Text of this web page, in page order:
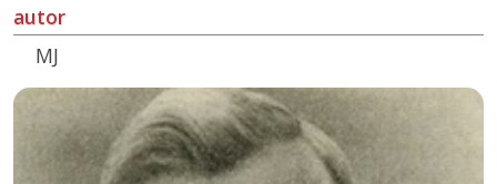
autor
MJ